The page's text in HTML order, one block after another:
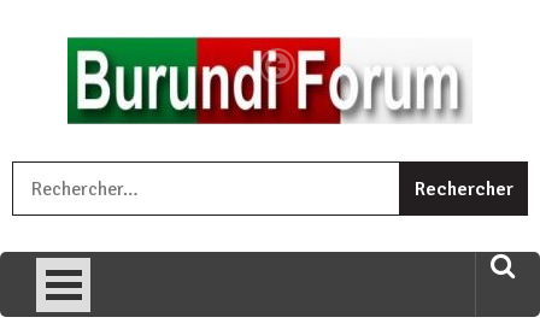
umariye umuryango wawe canke igihugu cakwibarutse .Wewe
uri ngaha ndagusigiye iki kibazo : Uriko ukora iki kugira ngo